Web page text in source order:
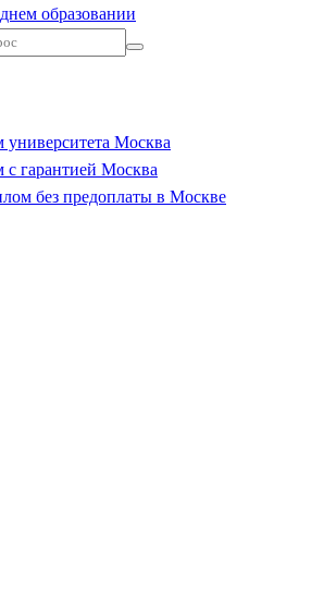
образовании
Москва
гарантией Москва
без предоплаты в Москве